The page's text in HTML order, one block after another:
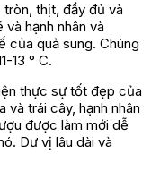
thịt, đầy đủ và
hạnh nhân và
của quả sung. Chúng
13 ° C.
thực sự tốt đẹp của
và trái cây, hạnh nhân
được làm mới dễ
Dư vị lâu dài và